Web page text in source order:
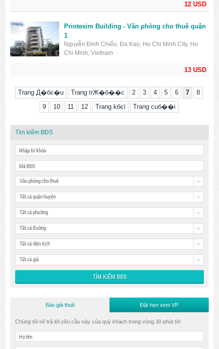
12 USD
13 USD
Printexim Building - Văn phòng cho thuê quận
1
Nguyễn Đình Chiểu, Đa Kao, Ho Chi Minh City, Ho
Chi Minh, Vietnam
Trang Д�бє�u Trang trЖ�б��c 2 3 4 5 6 7
8
9
10 11 12 Trang kбєї Trang cuб��i
Tìm kiếm BĐS
Văn phòng cho thuê
Tất cả quận huyện
Tất cả phường
Tất cả đường
Tất cả diện tích
Tất cả giá
Báo giá thuê Đặt hẹn xem VP
Chúng tôi sẽ trả lời yêu cầu này của quý khách trong vòng 30 phút tới